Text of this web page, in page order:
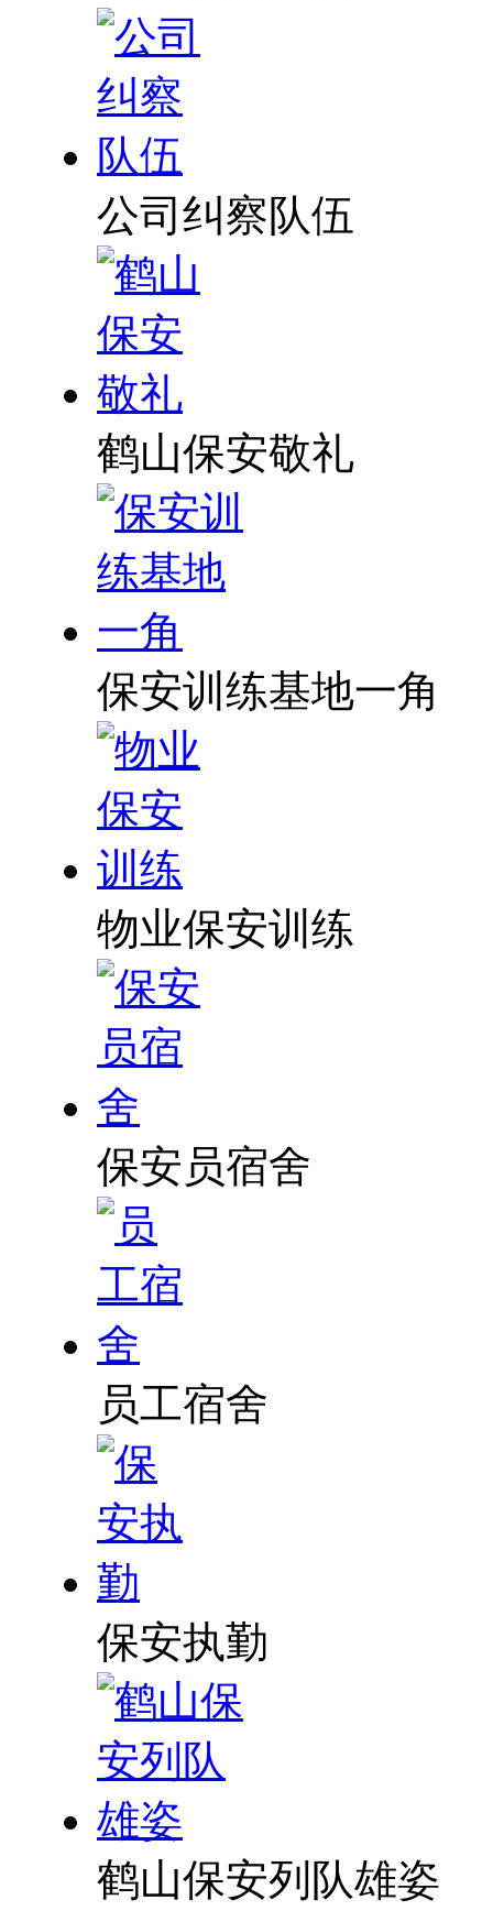
公司纠察队伍
鹤山保安敬礼
保安训练基地一角
物业保安训练
保安员宿舍
员工宿舍
保安执勤
鹤山保安列队雄姿